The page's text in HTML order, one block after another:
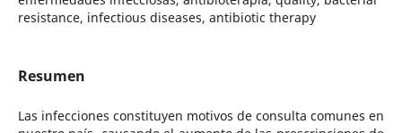
resistance, infectious diseases, antibiotic therapy
Resumen
Las infecciones constituyen motivos de consulta comunes en